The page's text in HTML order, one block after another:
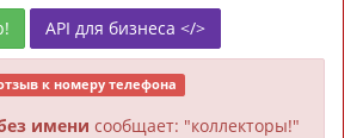
API для бизнеса </>
к номеру телефона
имени сообщает: "коллекторы!"